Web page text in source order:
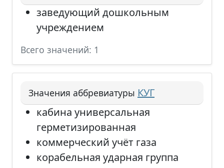
заведующий дошкольным
учреждением
Всего значений: 1
Значения аббревиатуры КУГ
кабина универсальная
герметизированная
коммерческий учёт газа
корабельная ударная группа